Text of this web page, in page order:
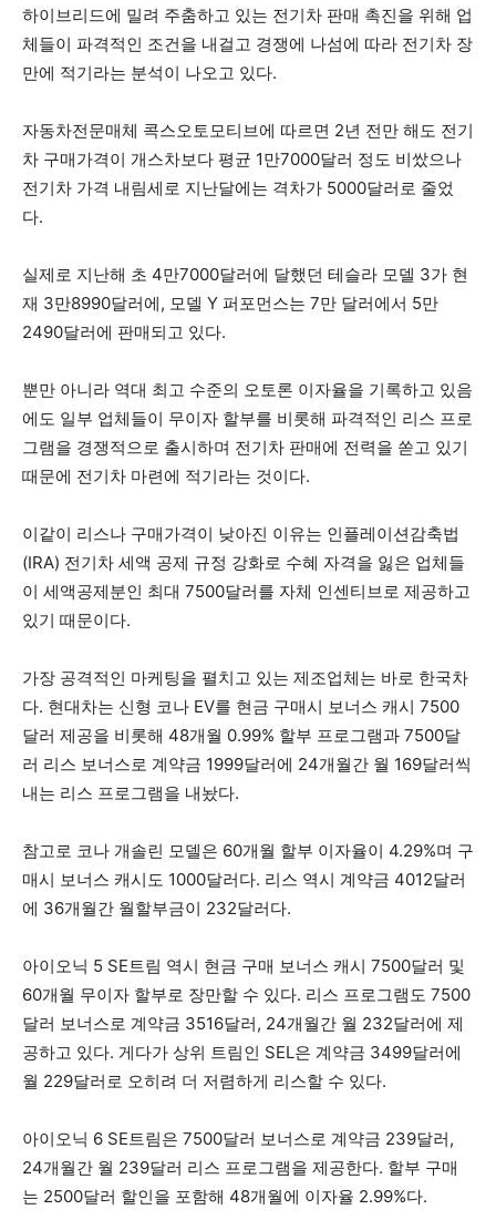
하이브리드에 밀려 주춤하고 있는 전기차 판매 촉진을 위해 업
체들이 파격적인 조건을 내걸고 경쟁에 나섬에 따라 전기차 장
만에 적기라는 분석이 나오고 있다.
자동차전문매체 콕스오토모티브에 따르면 2년 전만 해도 전기
차 구매가격이 개스차보다 평균 1만7000달러 정도 비쌌으나
전기차 가격 내림세로 지난달에는 격차가 5000달러로 줄었
다.
실제로 지난해 초 4만7000달러에 달했던 테슬라 모델 3가 현
재 3만8990달러에, 모델 Y 퍼포먼스는 7만 달러에서 5만
2490달러에 판매되고 있다.
뿐만 아니라 역대 최고 수준의 오토론 이자율을 기록하고 있음
에도 일부 업체들이 무이자 할부를 비롯해 파격적인 리스 프로
그램을 경쟁적으로 출시하며 전기차 판매에 전력을 쏟고 있기
때문에 전기차 마련에 적기라는 것이다.
이같이 리스나 구매가격이 낮아진 이유는 인플레이션감축법
(IRA) 전기차 세액 공제 규정 강화로 수혜 자격을 잃은 업체들
이 세액공제분인 최대 7500달러를 자체 인센티브로 제공하고
있기 때문이다.
가장 공격적인 마케팅을 펼치고 있는 제조업체는 바로 한국차
다. 현대차는 신형 코나 EV를 현금 구매시 보너스 캐시 7500
달러 제공을 비롯해 48개월 0.99% 할부 프로그램과 7500달
러 리스 보너스로 계약금 1999달러에 24개월간 월 169달러씩
내는 리스 프로그램을 내놨다.
참고로 코나 개솔린 모델은 60개월 할부 이자율이 4.29%며 구
매시 보너스 캐시도 1000달러다. 리스 역시 계약금 4012달러
에 36개월간 월할부금이 232달러다.
아이오닉 5 SE트림 역시 현금 구매 보너스 캐시 7500달러 및
60개월 무이자 할부로 장만할 수 있다. 리스 프로그램도 7500
달러 보너스로 계약금 3516달러, 24개월간 월 232달러에 제
공하고 있다. 게다가 상위 트림인 SEL은 계약금 3499달러에
월 229달러로 오히려 더 저렴하게 리스할 수 있다.
아이오닉 6 SE트림은 7500달러 보너스로 계약금 239달러,
24개월간 월 239달러 리스 프로그램을 제공한다. 할부 구매
는 2500달러 할인을 포함해 48개월에 이자율 2.99%다.